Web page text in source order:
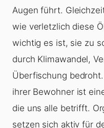
Augen führt.
wie verletzlich diese
wichtig es ist, sie zu
durch Klimawandel,
Überfischung
ihrer Bewohner ist
die uns alle betrifft.
setzen sich aktiv für